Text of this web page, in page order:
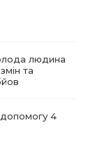
людина
та
допомогу 4